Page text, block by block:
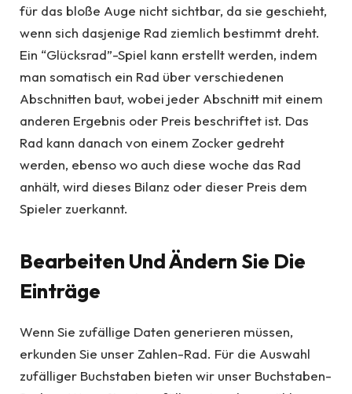
für das bloße Auge nicht sichtbar, da sie geschieht,
wenn sich dasjenige Rad ziemlich bestimmt dreht.
Ein “Glücksrad”-Spiel kann erstellt werden, indem
man somatisch ein Rad über verschiedenen
Abschnitten baut, wobei jeder Abschnitt mit einem
anderen Ergebnis oder Preis beschriftet ist. Das
Rad kann danach von einem Zocker gedreht
werden, ebenso wo auch diese woche das Rad
anhält, wird dieses Bilanz oder dieser Preis dem
Spieler zuerkannt.
Bearbeiten Und Ändern Sie Die
Einträge
Wenn Sie zufällige Daten generieren müssen,
erkunden Sie unser Zahlen-Rad. Für die Auswahl
zufälliger Buchstaben bieten wir unser Buchstaben-